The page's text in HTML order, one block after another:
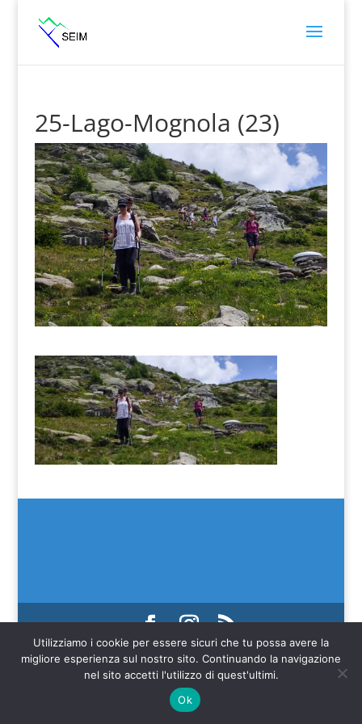
25-Lago-Mognola (23)
(C) SEIM 2022
Web credits Make IT Better SAGL
Utilizziamo i cookie per essere sicuri che tu possa avere la
migliore esperienza sul nostro sito. Continuando la navigazione
nel sito accetti l'utilizzo di quest'ultimi.
Ok